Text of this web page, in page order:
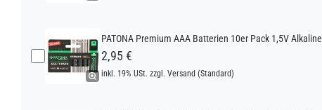
PATONA Premium AAA Batterien 10er Pack 1,5V Alkaline
2,95 €
inkl. 19% USt. zzgl. Versand (Standard)